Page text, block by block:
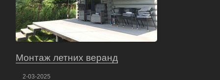
Монтаж летних веранд
2-03-2025